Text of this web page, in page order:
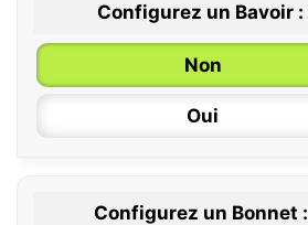
Configurez un Bavoir :
Non
Oui
Configurez un Bonnet :